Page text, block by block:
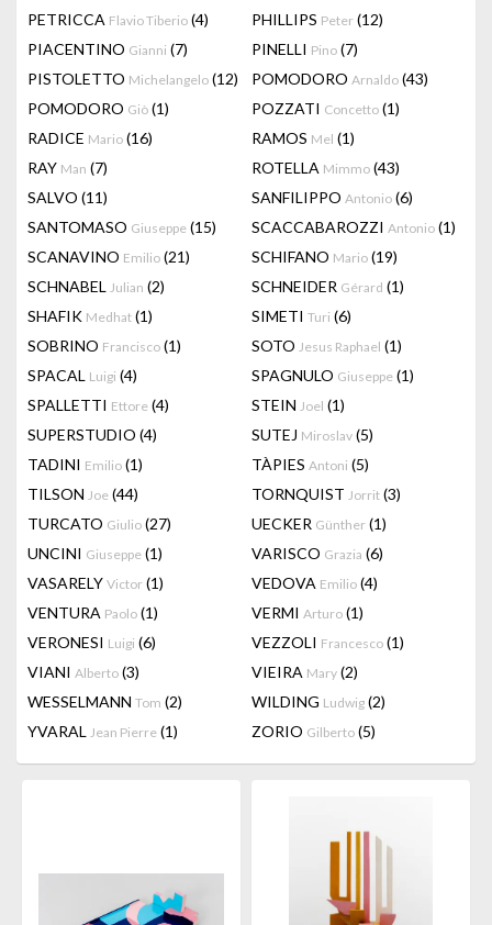
PETRICCA Flavio Tiberio (4) PHILLIPS Peter (12)
PIACENTINO Gianni (7) PINELLI Pino (7)
PISTOLETTO Michelangelo (12) POMODORO Arnaldo (43)
POMODORO Giò (1) POZZATI Concetto (1)
RADICE Mario (16) RAMOS Mel (1)
RAY Man (7) ROTELLA Mimmo (43)
SALVO (11) SANFILIPPO Antonio (6)
SANTOMASO Giuseppe (15) SCACCABAROZZI Antonio (1)
SCANAVINO Emilio (21) SCHIFANO Mario (19)
SCHNABEL Julian (2) SCHNEIDER Gérard (1)
SHAFIK Medhat (1) SIMETI Turi (6)
SOBRINO Francisco (1) SOTO Jesus Raphael (1)
SPACAL Luigi (4) SPAGNULO Giuseppe (1)
SPALLETTI Ettore (4) STEIN Joel (1)
SUPERSTUDIO (4) SUTEJ Miroslav (5)
TADINI Emilio (1) TÀPIES Antoni (5)
TILSON Joe (44) TORNQUIST Jorrit (3)
TURCATO Giulio (27) UECKER Günther (1)
UNCINI Giuseppe (1) VARISCO Grazia (6)
VASARELY Victor (1) VEDOVA Emilio (4)
VENTURA Paolo (1) VERMI Arturo (1)
VERONESI Luigi (6) VEZZOLI Francesco (1)
VIANI Alberto (3) VIEIRA Mary (2)
WESSELMANN Tom (2) WILDING Ludwig (2)
YVARAL Jean Pierre (1) ZORIO Gilberto (5)